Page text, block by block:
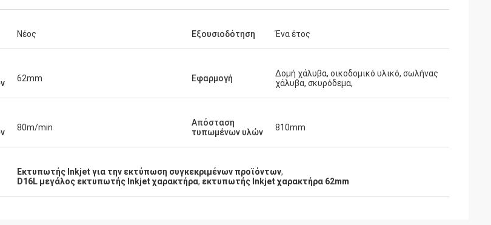
Νέος Εξουσιοδότηση Ένα έτος
62mm Εφαρμογή
Δομή χάλυβα, οικοδομικό υλικό, σωλήνας
χάλυβα, σκυρόδεμα,
80m/min
Απόσταση
τυπωμένων υλών
810mm
Εκτυπωτής Inkjet για την εκτύπωση συγκεκριμένων προϊόντων,
D16L μεγάλος εκτυπωτής Inkjet χαρακτήρα, εκτυπωτής Inkjet χαρακτήρα 62mm